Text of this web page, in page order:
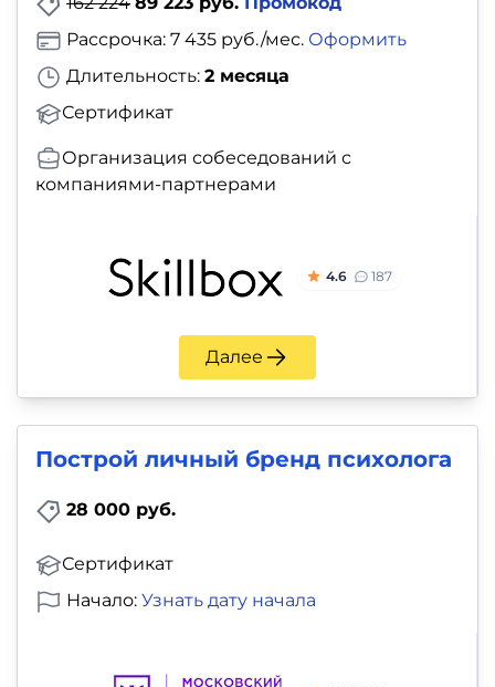
Длительность: 2 месяца
Сертификат
Рассрочка: 7 435 руб./мес. Оформить
Организация собеседований с
компаниями-партнерами
4.6 187
Далее
Построй личный бренд психолога
28 000 руб.
Сертификат
Начало: Узнать дату начала